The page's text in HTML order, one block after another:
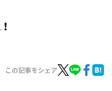
この記事をシェア